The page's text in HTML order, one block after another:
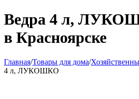
Ведра 4 л,
в Красноярске
Главная/Товары для дома/
4 л, ЛУКОШКО